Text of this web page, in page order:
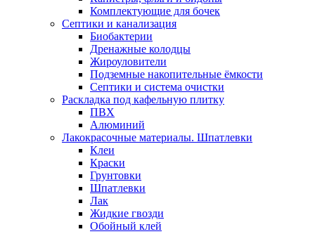
Комплектующие для бочек
Септики и канализация
Биобактерии
Дренажные колодцы
Жироуловители
Подземные накопительные ёмкости
Септики и система очистки
Раскладка под кафельную плитку
ПВХ
Алюминий
Лакокрасочные материалы. Шпатлевки
Клеи
Краски
Грунтовки
Шпатлевки
Лак
Жидкие гвозди
Обойный клей